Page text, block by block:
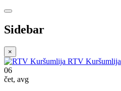
Sidebar
×
RTV Kuršumlija
06
čet, avg